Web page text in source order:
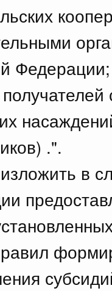
Федерации;
.".
в